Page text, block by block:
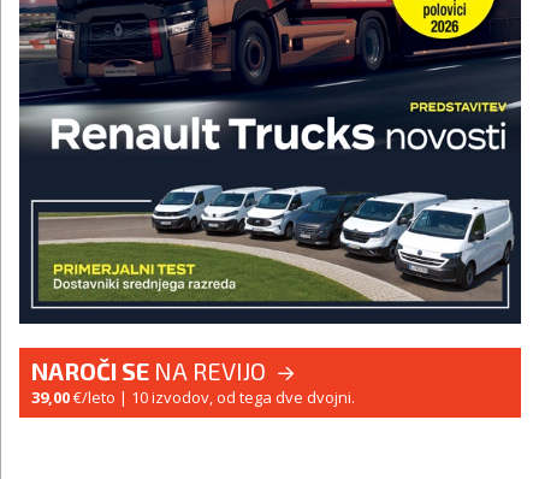
NAROČI SE NA REVIJO
39,00€/leto | 10 izvodov, od tega dve dvojni.